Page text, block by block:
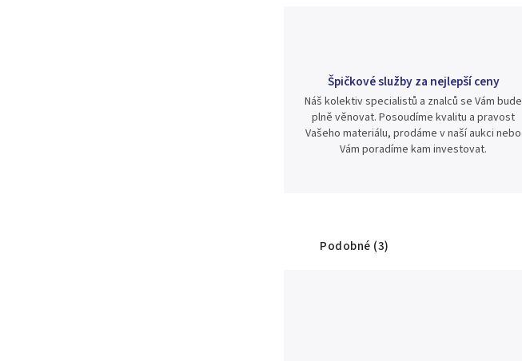
Špičkové služby za nejlepší ceny
Náš kolektiv specialistů a znalců se Vám bude
plně věnovat. Posoudíme kvalitu a pravost
Vašeho materiálu, prodáme v naší aukci nebo
Vám poradíme kam investovat.
Podobné (3)